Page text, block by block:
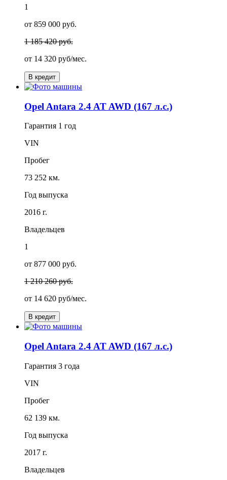
1
от 859 000 руб.
1 185 420 руб.
от 14 320 руб/мес.
В кредит
Opel Antara 2.4 AT AWD (167 л.с.)
Гарантия 1 год
VIN
Пробег
73 252 км.
Год выпуска
2016 г.
Владельцев
1
от 877 000 руб.
1 210 260 руб.
от 14 620 руб/мес.
В кредит
Opel Antara 2.4 AT AWD (167 л.с.)
Гарантия 3 года
VIN
Пробег
62 139 км.
Год выпуска
2017 г.
Владельцев